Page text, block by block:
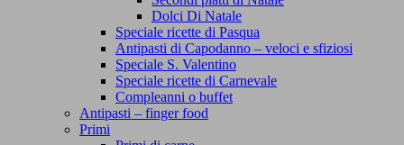
Dolci Di Natale
Speciale ricette di Pasqua
Antipasti di Capodanno – veloci e sfiziosi
Speciale S. Valentino
Speciale ricette di Carnevale
Compleanni o buffet
Antipasti – finger food
Primi